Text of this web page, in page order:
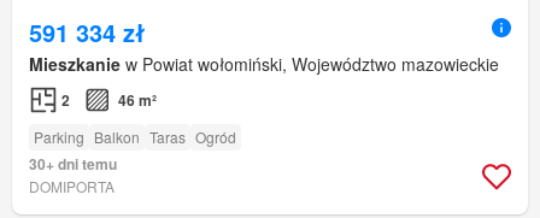
591 334 zł
Mieszkanie w Powiat wołomiński, Województwo mazowieckie
2 46 m²
Parking Balkon Taras Ogród
30+ dni temu
DOMIPORTA